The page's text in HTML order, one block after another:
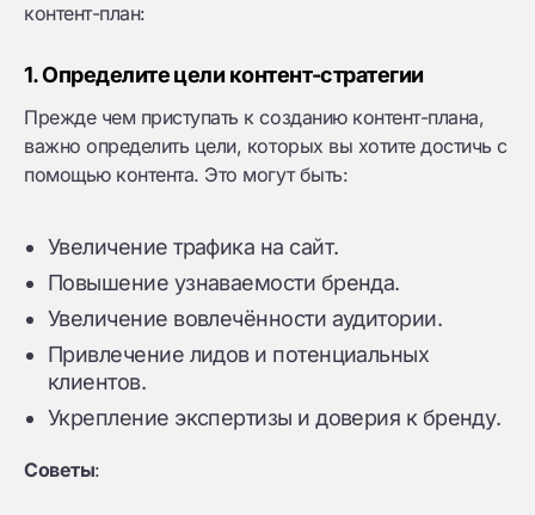
контент-план:
1. Определите цели контент-стратегии
Прежде чем приступать к созданию контент-плана,
важно определить цели, которых вы хотите достичь с
помощью контента. Это могут быть:
Увеличение трафика на сайт.
Повышение узнаваемости бренда.
Увеличение вовлечённости аудитории.
Привлечение лидов и потенциальных
клиентов.
Укрепление экспертизы и доверия к бренду.
Советы: